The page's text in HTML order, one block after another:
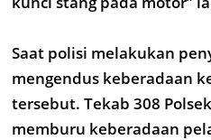
Saat polisi melakukan
mengendus keberadaan
tersebut. Tekab 308
memburu keberadaan